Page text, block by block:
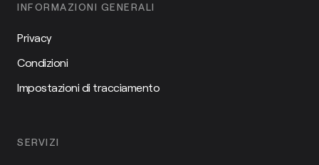
INFORMAZIONI GENERALI
Privacy
Condizioni
Impostazioni di tracciamento
SERVIZI